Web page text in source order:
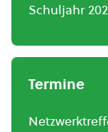
Schuljahr
Termine